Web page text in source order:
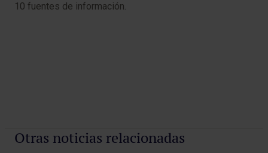
10 fuentes de información.
Otras noticias relacionadas